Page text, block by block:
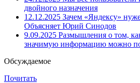
двойного назначения
12.12.2025 Зачем «Яндексу»
Объясняет Юрий Синодов
9.09.2025 Размышления о том,
значимую информацию можно
Обсуждаемое
Почитать